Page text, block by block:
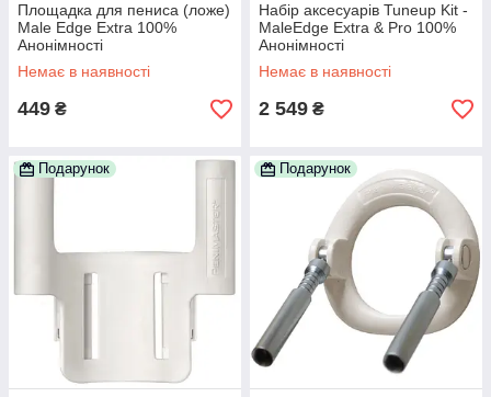
Площадка для пениса (ложе)
Male Edge Extra 100%
Анонімності
Немає в наявності
449 ₴
Набір аксесуарів Tuneup Kit -
MaleEdge Extra & Pro 100%
Анонімності
Немає в наявності
2 549 ₴
Подарунок Подарунок